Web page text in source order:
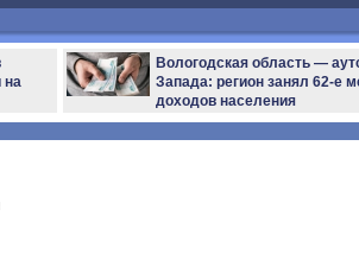
на
Вологодская область —
Запада: регион занял 62-е
доходов населения